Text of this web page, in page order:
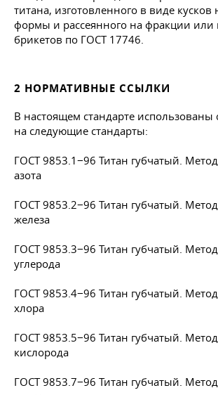
титана, изготовленного в виде
формы и рассеянного на фракции или
брикетов по ГОСТ 17746.
2 НОРМАТИВНЫЕ ССЫЛКИ
В настоящем стандарте использованы
на следующие стандарты:
ГОСТ 9853.1−96 Титан губчатый.
азота
ГОСТ 9853.2−96 Титан губчатый.
железа
ГОСТ 9853.3−96 Титан губчатый.
углерода
ГОСТ 9853.4−96 Титан губчатый.
хлора
ГОСТ 9853.5−96 Титан губчатый.
кислорода
ГОСТ 9853.7−96 Титан губчатый.